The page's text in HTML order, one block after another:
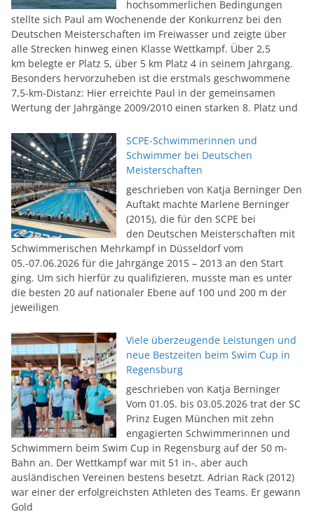
hochsommerlichen Bedingungen
stellte sich Paul am Wochenende der Konkurrenz bei den
Deutschen Meisterschaften im Freiwasser und zeigte über
alle Strecken hinweg einen Klasse Wettkampf. Über 2,5
km belegte er Platz 5, über 5 km Platz 4 in seinem Jahrgang.
Besonders hervorzuheben ist die erstmals geschwommene
7,5-km-Distanz: Hier erreichte Paul in der gemeinsamen
Wertung der Jahrgänge 2009/2010 einen starken 8. Platz und
SCPE-Schwimmerinnen und
Schwimmer bei Deutschen
Meisterschaften
geschrieben von Katja Berninger Den
Auftakt machte Marlene Berninger
(2015), die für den SCPE bei
den Deutschen Meisterschaften mit
Schwimmerischen Mehrkampf in Düsseldorf vom
05.-07.06.2026 für die Jahrgänge 2015 – 2013 an den Start
ging. Um sich hierfür zu qualifizieren, musste man es unter
die besten 20 auf nationaler Ebene auf 100 und 200 m der
jeweiligen
Viele überzeugende Leistungen und
neue Bestzeiten beim Swim Cup in
Regensburg
geschrieben von Katja Berninger
Vom 01.05. bis 03.05.2026 trat der SC
Prinz Eugen München mit zehn
engagierten Schwimmerinnen und
Schwimmern beim Swim Cup in Regensburg auf der 50 m-
Bahn an. Der Wettkampf war mit 51 in-, aber auch
ausländischen Vereinen bestens besetzt. Adrian Rack (2012)
war einer der erfolgreichsten Athleten des Teams. Er gewann
Gold